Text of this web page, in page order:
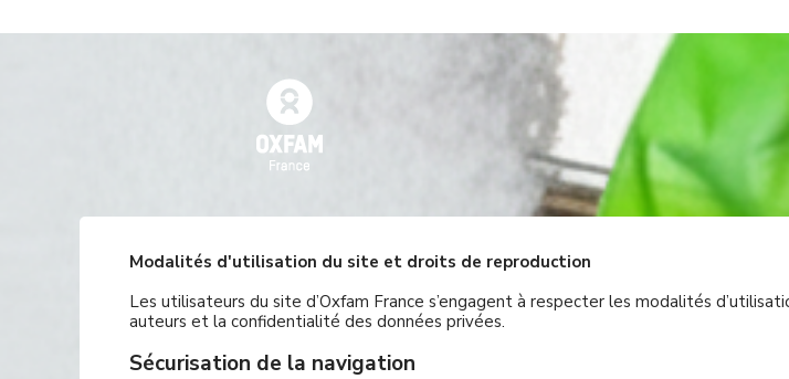
Modalités d'utilisation du site et droits de reproduction
Les utilisateurs du site d’Oxfam France s’engagent à respecter les modalités
auteurs et la confidentialité des données privées.
Sécurisation de la navigation